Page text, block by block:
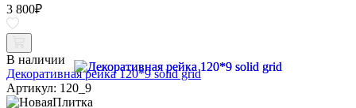
3 800₽
В наличии
Декоративная рейка 120*9 solid grid
Артикул: 120_9